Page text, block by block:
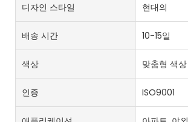
디자인 스타일 현대의
배송 시간 10-15일
색상 맞춤형 색상
인증 ISO9001